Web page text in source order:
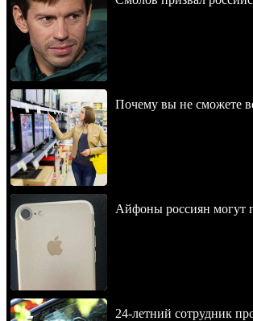
Почему вы не сможете
Айфоны россиян могут
24-летний сотрудник